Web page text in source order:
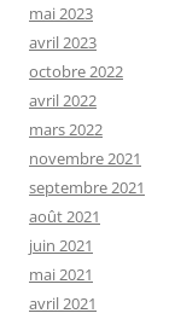
mai 2023
avril 2023
octobre 2022
avril 2022
mars 2022
novembre 2021
septembre 2021
août 2021
juin 2021
mai 2021
avril 2021